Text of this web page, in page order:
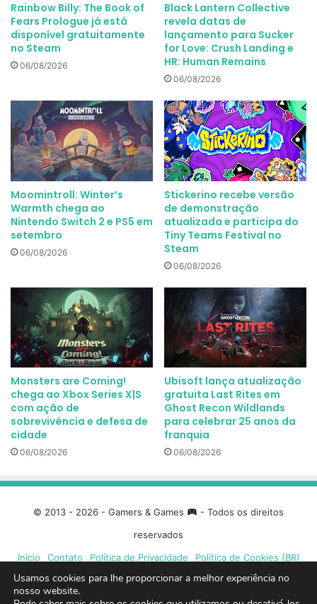
Rainbow Billy: The Book of
Fears Prologue já está
disponível gratuitamente
no Steam
06/08/2026
Black Lantern Collective
revela datas de
lançamento para Sucker
for Love: Crush Landing e
HR: Human Remains
06/08/2026
Moomintroll: Winter’s
Warmth chega ao
Nintendo Switch 2 e PS5 em
setembro
06/08/2026
Stickerino recebe versão
de demonstração
atualizada e participa do
Tiny Teams Festival no
Steam
06/08/2026
Monsters are Coming!
chega ao Xbox Series X|S
com ação de
sobrevivência e defesa de
cidade
06/08/2026
Ubisoft lança atualização
gratuita Last Rites em
Ghost Recon Wildlands
para celebrar 25 anos da
franquia
06/08/2026
© 2013 - 2026 - Gamers & Games
- Todos os direitos
reservados
Início
Contato Política de Privacidade Política de Cookies (BR)
Facebook
X
Usamos cookies para lhe proporcionar a melhor experiência no
nosso website.